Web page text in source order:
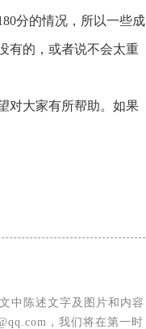
分的情况，所以一些成
有的，或者说不会太重
对大家有所帮助。如果
中陈述文字及图片和内容
，我们将在第一时